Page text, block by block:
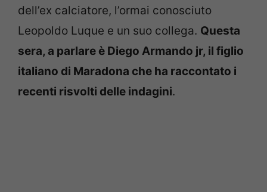
dell’ex calciatore, l’ormai conosciuto
Leopoldo Luque e un suo collega. Questa
sera, a parlare è Diego Armando jr, il figlio
italiano di Maradona che ha raccontato i
recenti risvolti delle indagini.